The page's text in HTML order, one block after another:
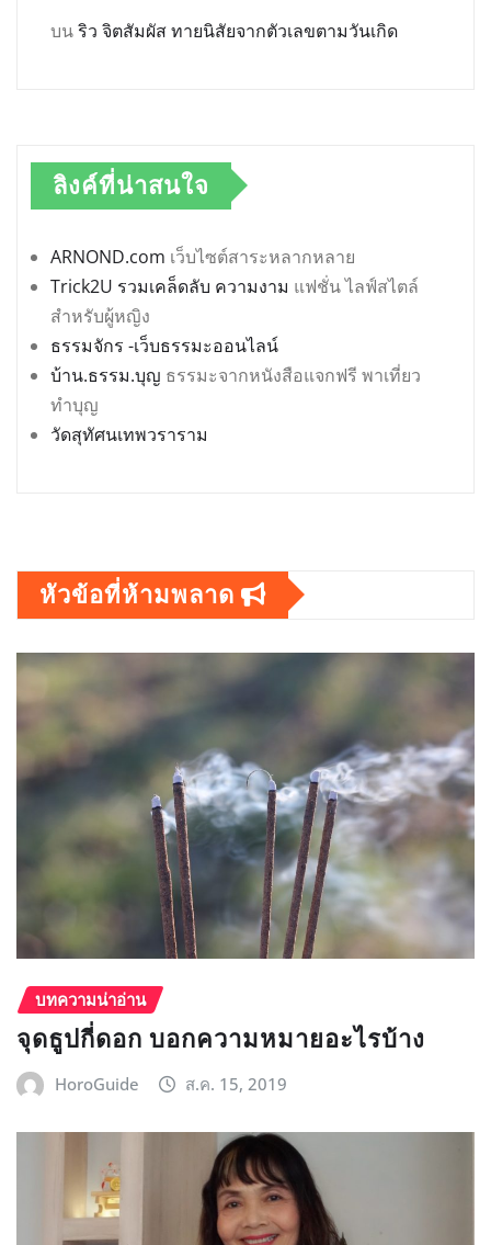
บนริว จิตสัมผัส ทายนิสัยจากตัวเลขตามวันเกิด
ลิงค์ที่น่าสนใจ
ARNOND.com เว็บไซต์สาระหลากหลาย
Trick2U รวมเคล็ดลับ ความงาม แฟชั่น ไลฟ์สไตล์
สำหรับผู้หญิง
ธรรมจักร -เว็บธรรมะออนไลน์
บ้าน.ธรรม.บุญ ธรรมะจากหนังสือแจกฟรี พาเที่ยว
ทำบุญ
วัดสุทัศนเทพวราราม
หัวข้อที่ห้ามพลาด
บทความน่าอ่าน
จุดธูปกี่ดอก บอกความหมายอะไรบ้าง
HoroGuide ส.ค. 15, 2019